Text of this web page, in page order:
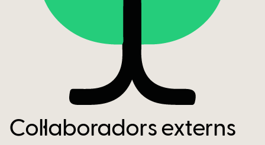
Col·laboradors externs